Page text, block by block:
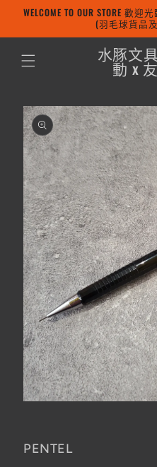
跳至內容
WELCOME TO OUR STORE 歡
(羽毛球貨品
水豚文
動 x
略過產品
資訊
視
PENTEL